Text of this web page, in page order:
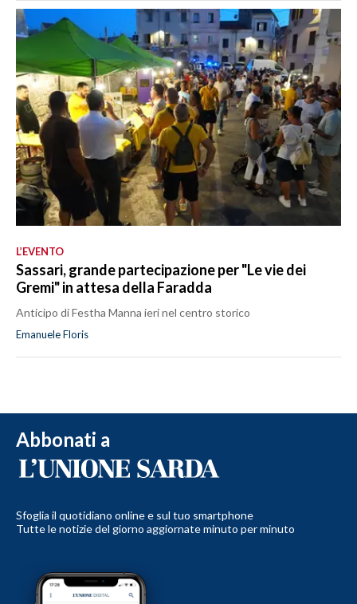
L’EVENTO
Sassari, grande partecipazione per "Le vie dei
Gremi" in attesa della Faradda
Anticipo di Festha Manna ieri nel centro storico
Emanuele Floris
Abbonati a
Sfoglia il quotidiano online e sul tuo smartphone
Tutte le notizie del giorno aggiornate minuto per minuto